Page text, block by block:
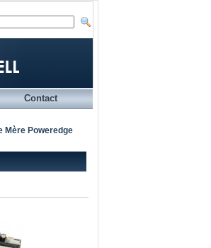
Contact
Mère Poweredge